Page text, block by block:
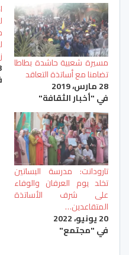
مسيرة شعبية حاشدة بطاطا
تضامنا مع أساتذة التعاقد
28 مارس، 2019
في "أخبار الثقافة"
3
تارودانت: مدرسة البساتين
تخلد يوم العرفان والوفاء
على شرف الأساتذة
المتقاعدين…
20 يونيو، 2022
في "مجتمع"